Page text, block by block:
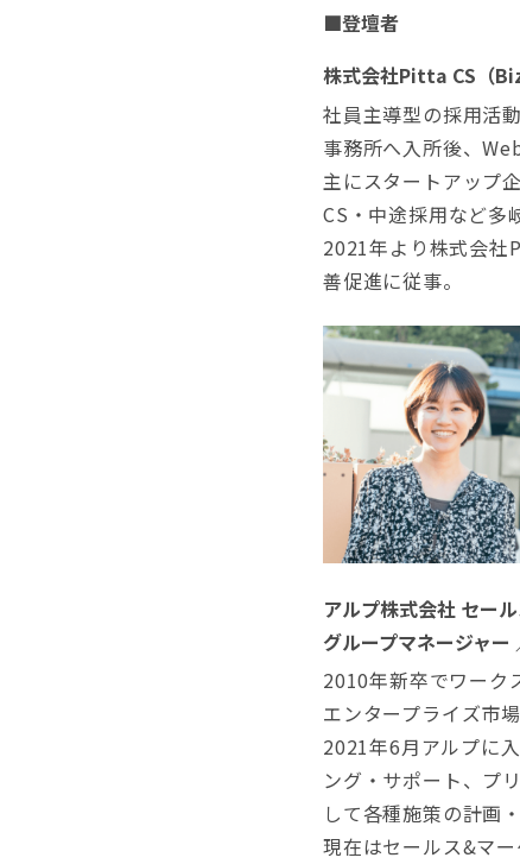
■登壇者
株式会社Pitta CS（
社員主導型の採用活
事務所へ入所後、
主にスタートアップ
CS・中途採用など多
2021年より株式会社
善促進に従事。
アルプ株式会社 セー
グループマネージャー
2010年新卒でワーク
エンタープライズ市
2021年6月アルプに
ング・サポート、プ
して各種施策の計画
現在はセールス&マ